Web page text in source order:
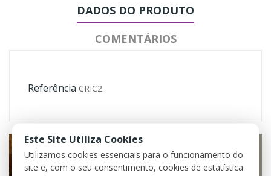
DADOS DO PRODUTO
COMENTÁRIOS
Referência CRIC2
Este Site Utiliza Cookies
Utilizamos cookies essenciais para o funcionamento do
site e, com o seu consentimento, cookies de estatística